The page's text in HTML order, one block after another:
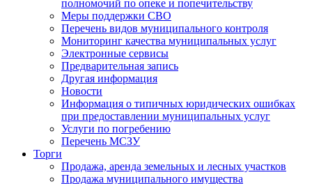
полномочий по опеке и попечительству
Меры поддержки СВО
Перечень видов муниципального контроля
Мониторинг качества муниципальных услуг
Электронные сервисы
Предварительная запись
Другая информация
Новости
Информация о типичных юридических ошибках
при предоставлении муниципальных услуг
Услуги по погребению
Перечень МСЗУ
Торги
Продажа, аренда земельных и лесных участков
Продажа муниципального имущества